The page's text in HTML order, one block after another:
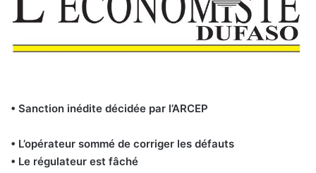
• Sanction inédite décidée par l’ARCEP
• L’opérateur sommé de corriger les défauts
• Le régulateur est fâché